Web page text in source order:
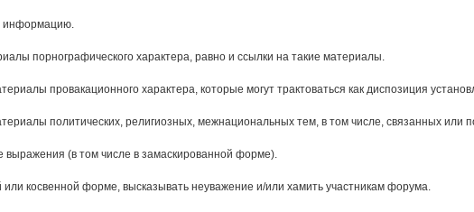
инфоpмацию.
порнографического характера, равно и ссылки на такие материалы.
провакационного характера, которые могут трактоваться как диспозиция
политических, религиозных, межнациональных тем, в том числе, связанных
выражения (в том числе в замаскированной форме).
или косвенной форме, высказывать неуважение и/или хамить участникам форума.